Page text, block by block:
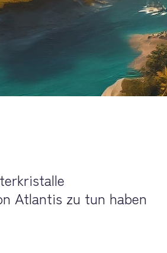
Atlantis zu tun haben